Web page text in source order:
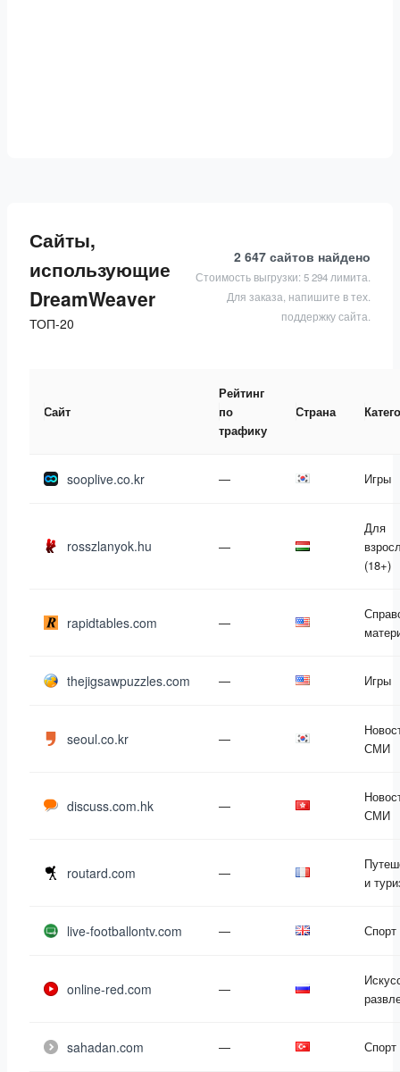
Сайты,
использующие
DreamWeaver
ТОП-20
2 647 сайтов найдено
Стоимость выгрузки: 5 294 лимита.
Для заказа, напишите в тех.
поддержку сайта.
Сайт
Рейтинг
по
трафику
Страна
sooplive.co.kr — Игры
rosszlanyok.hu —
Для
(18+)
rapidtables.com —
thejigsawpuzzles.com — Игры
seoul.co.kr —
СМИ
discuss.com.hk —
СМИ
routard.com —
и
live-footballontv.com — Спорт
online-red.com —
sahadan.com — Спорт